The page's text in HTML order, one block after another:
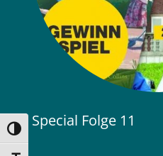
Umschalten auf hohe Kontraste
Special Folge 11